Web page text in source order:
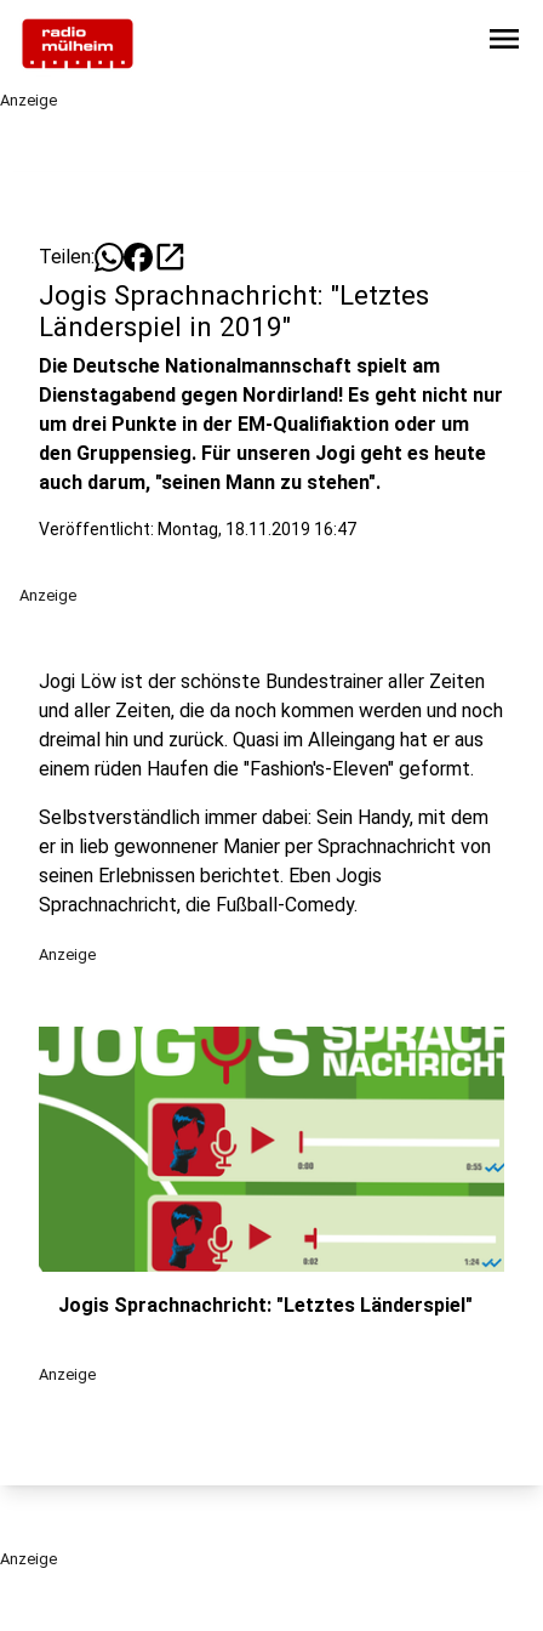
menu
Anzeige
Teilen: open_in_new
Jogis Sprachnachricht: "Letztes
Länderspiel in 2019"
Die Deutsche Nationalmannschaft spielt am
Dienstagabend gegen Nordirland! Es geht nicht nur
um drei Punkte in der EM-Qualifiaktion oder um
den Gruppensieg. Für unseren Jogi geht es heute
auch darum, "seinen Mann zu stehen".
Veröffentlicht: Montag, 18.11.2019 16:47
Anzeige
Jogi Löw ist der schönste Bundestrainer aller Zeiten
und aller Zeiten, die da noch kommen werden und noch
dreimal hin und zurück. Quasi im Alleingang hat er aus
einem rüden Haufen die "Fashion's-Eleven" geformt.
Selbstverständlich immer dabei: Sein Handy, mit dem
er in lieb gewonnener Manier per Sprachnachricht von
seinen Erlebnissen berichtet. Eben Jogis
Sprachnachricht, die Fußball-Comedy.
Anzeige
Jogis Sprachnachricht: "Letztes Länderspiel"
Anzeige
Anzeige